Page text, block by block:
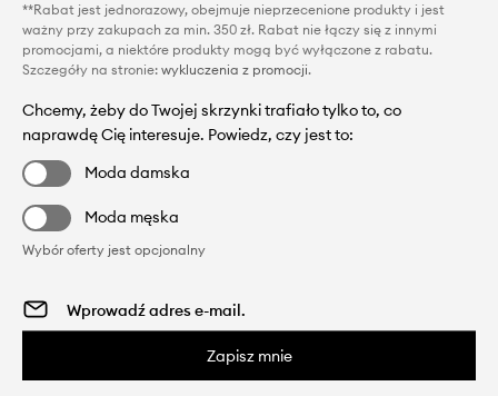
**Rabat jest jednorazowy, obejmuje nieprzecenione produkty i jest
ważny przy zakupach za min. 350 zł. Rabat nie łączy się z innymi
promocjami, a niektóre produkty mogą być wyłączone z rabatu.
Szczegóły na stronie: wykluczenia z promocji.
Chcemy, żeby do Twojej skrzynki trafiało tylko to, co
naprawdę Cię interesuje. Powiedz, czy jest to:
Moda damska
Moda męska
Wybór oferty jest opcjonalny
Zapisz mnie